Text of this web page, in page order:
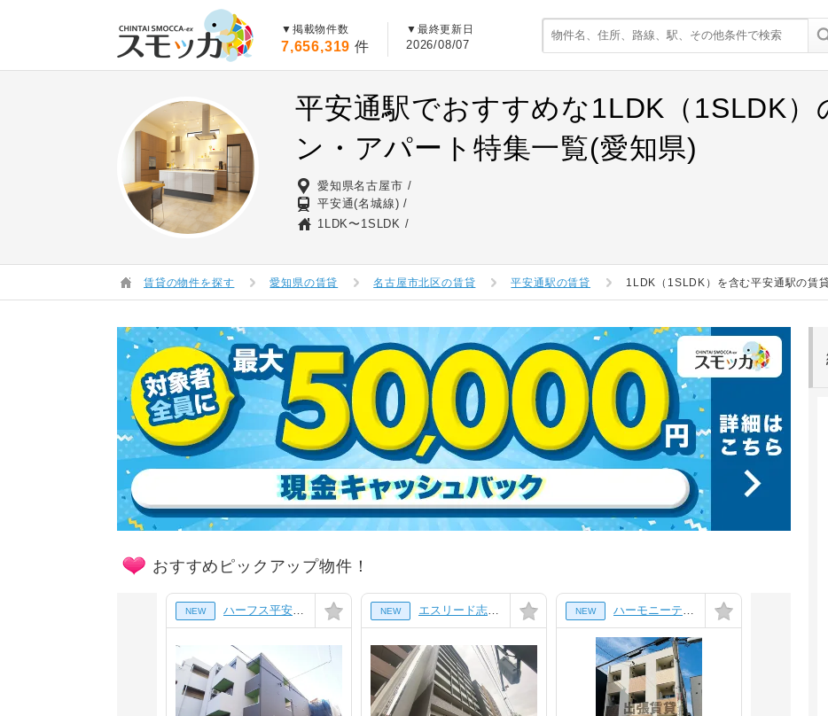
▼掲載物件数
7,656,319 件
▼最終更新日
2026/08/07
平安通駅でおすすめな1LDK（1SLDK）
ン・アパート特集一覧(愛知県)
愛知県名古屋市
平安通(名城線)
1LDK〜1SLDK
賃貸の物件を探す 愛知県の賃貸 名古屋市北区の賃貸 平安通駅の賃貸 1LDK（1SLDK）を含む平安通駅の賃
おすすめピックアップ物件！
NEW ハーフス平安通(ハーフスヘイアンドオリ)[3階] NEW エスリード志賀本通ザ・フロント[2階] NEW ハーモニーテラス上飯田北町[3階]